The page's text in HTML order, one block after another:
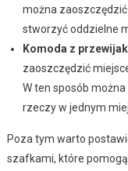
można
stworzyć oddzielne
Komoda z
zaoszczędzić
W ten sposób
rzeczy w jednym
Poza tym warto
szafkami, które